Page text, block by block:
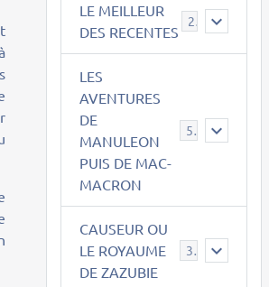
LE MEILLEUR
DES RECENTES
2
LES
AVENTURES
DE
MANULEON
PUIS DE MAC-
MACRON
543
CAUSEUR OU
LE ROYAUME
DE ZAZUBIE
38